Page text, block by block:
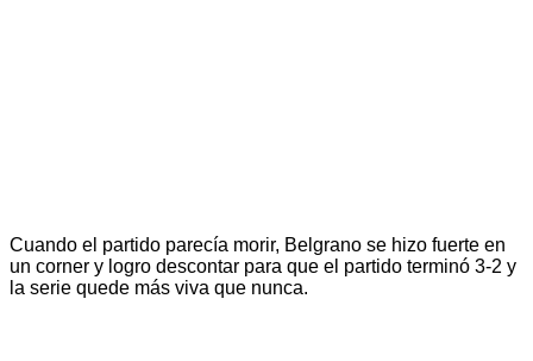
Cuando el partido parecía morir, Belgrano se hizo fuerte en
un corner y logro descontar para que el partido terminó 3-2 y
la serie quede más viva que nunca.